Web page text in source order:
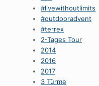
#livewithoutlimits
#outdooradvent
#terrex
2-Tages Tour
2014
2016
2017
3 Türme